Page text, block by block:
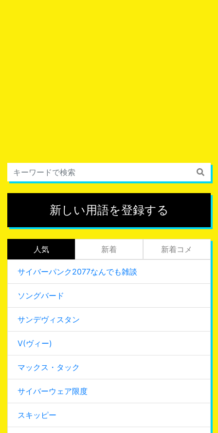
新しい用語を登録する
人気 新着 新着コメ
サイバーパンク2077なんでも雑談
ソングバード
サンデヴィスタン
V(ヴィー)
マックス・タック
サイバーウェア限度
スキッピー